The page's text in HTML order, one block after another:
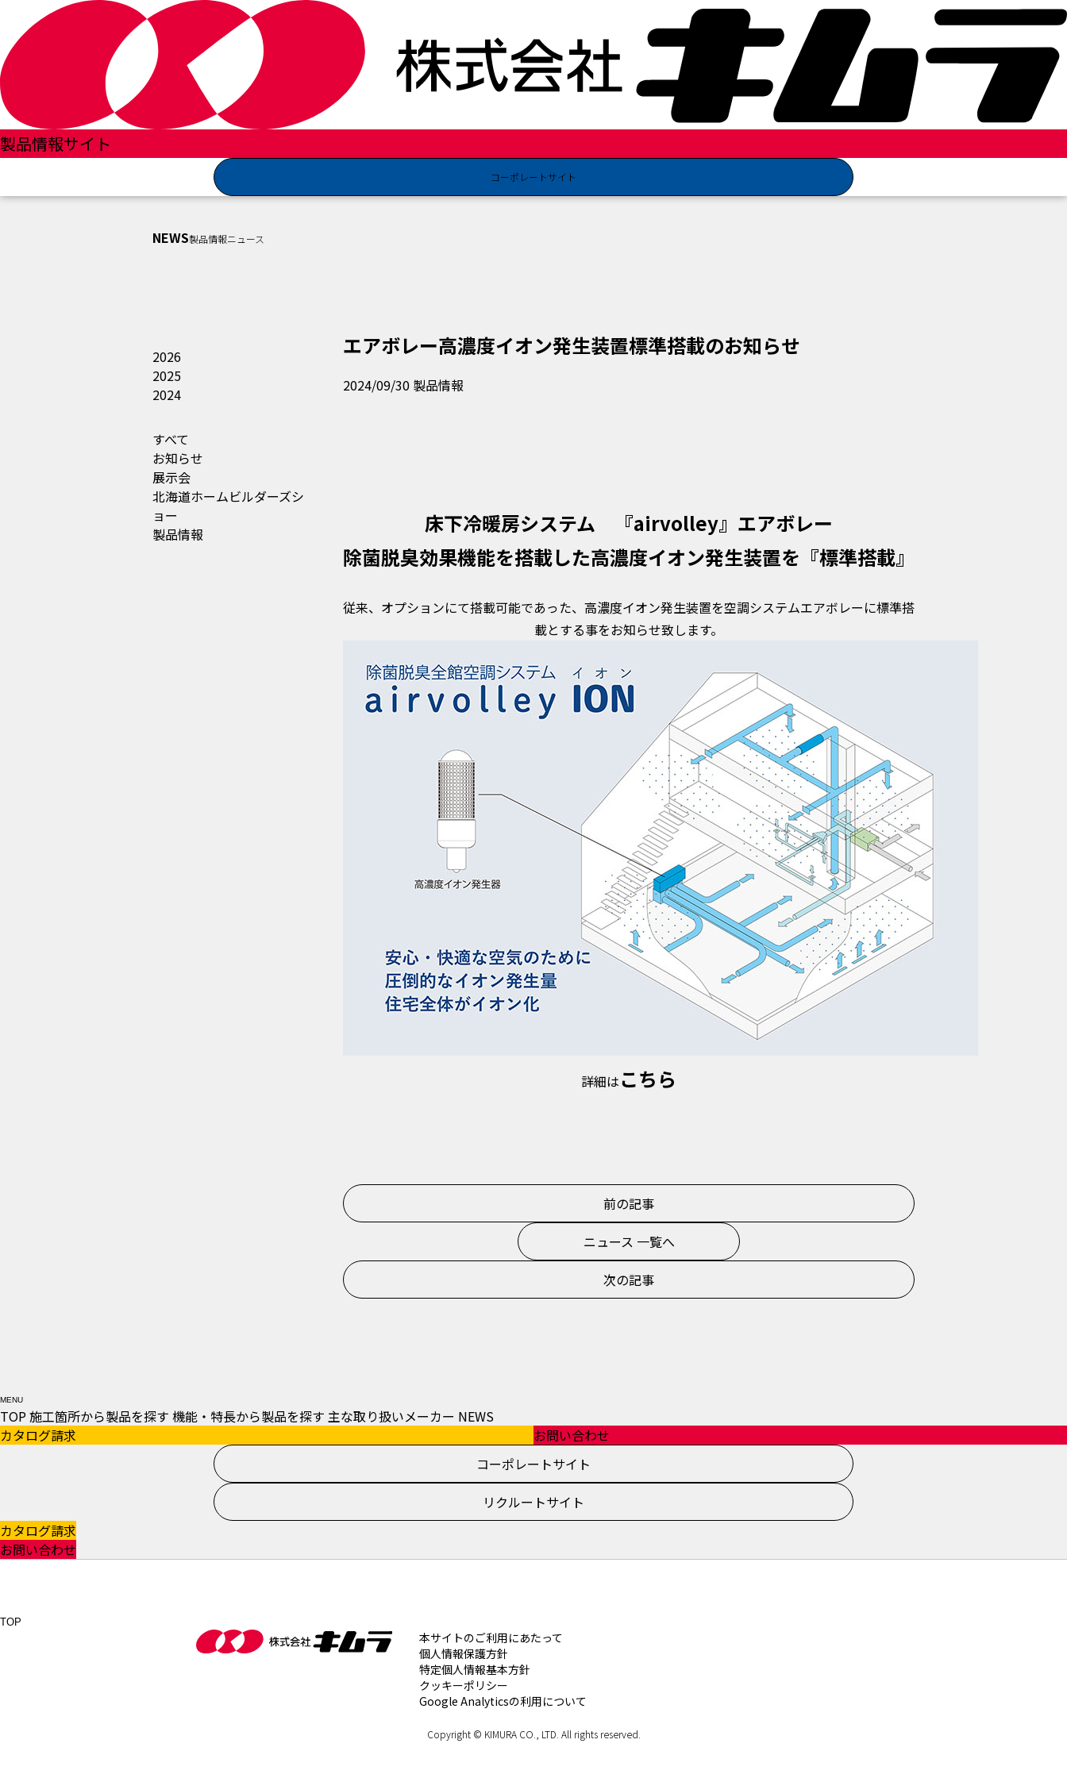
製品情報サイト
コーポレートサイト
製品情報サイトTOP
製品情報ニュース 一覧
エアボレー高濃度イオン発生装置標準搭載のお知らせ
NEWS製品情報ニュース
エアボレー高濃度イオン発生装置標準搭載のお知らせ
2024/09/30 製品情報
床下冷暖房システム 『airvolley』エアボレー
除菌脱臭効果機能を搭載した高濃度イオン発生装置を『標準搭載』
従来、オプションにて搭載可能であった、高濃度イオン発生装置を空調システムエアボレーに標準搭
載とする事をお知らせ致します。
詳細はこちら
前の記事
ニュース 一覧へ
次の記事
2026
2025
2024
すべて
お知らせ
展示会
北海道ホームビルダーズシ
ョー
製品情報
MENU
TOP施工箇所から製品を探す 機能・特長から製品を探す 主な取り扱いメーカー NEWS
カタログ請求
お問い合わせ
コーポレートサイト
リクルートサイト
カタログ請求
お問い合わせ
TOP
本サイトのご利用にあたって
個人情報保護方針
特定個人情報基本方針
クッキーポリシー
Google Analyticsの利用について
Copyright © KIMURA CO., LTD. All rights reserved.